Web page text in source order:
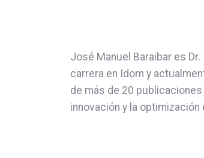
José Manuel Baraibar es
carrera en Idom y
de más de 20
innovación y la